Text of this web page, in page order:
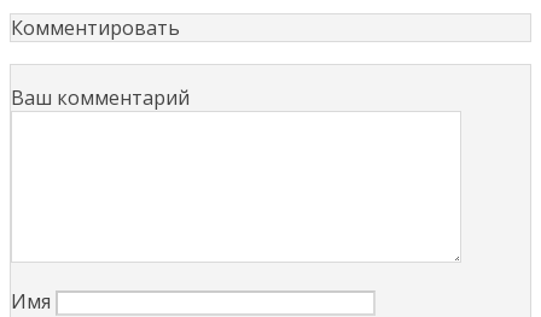
Комментировать
Ваш комментарий
Имя